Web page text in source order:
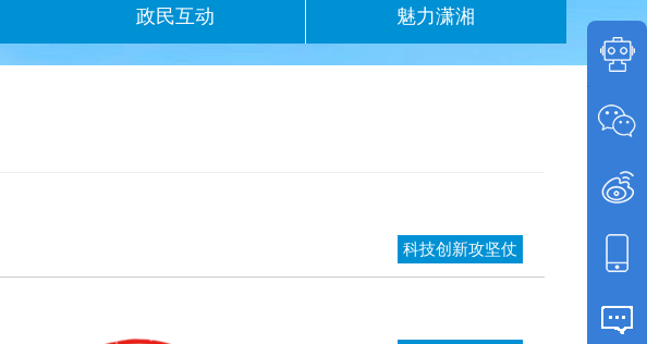
政民互动 魅力潇湘
科技创新攻坚仗